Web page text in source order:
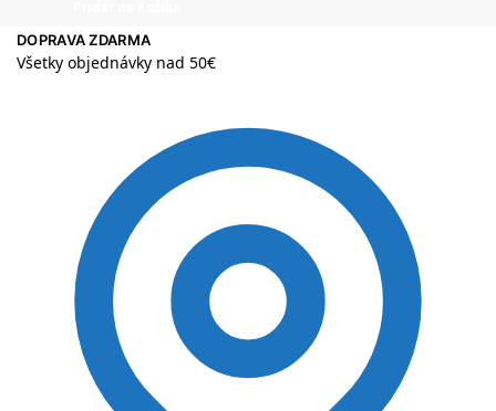
DOPRAVA ZDARMA
Všetky objednávky nad 50€